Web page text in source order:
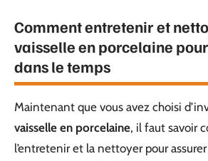
Comment entretenir et
vaisselle en porcelaine
dans le temps
Maintenant que vous avez choisi
vaisselle en porcelaine, il faut savoir
l’entretenir et la nettoyer pour